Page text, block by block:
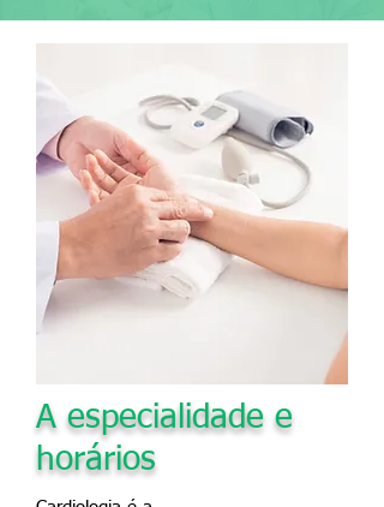
A especialidade e
horários